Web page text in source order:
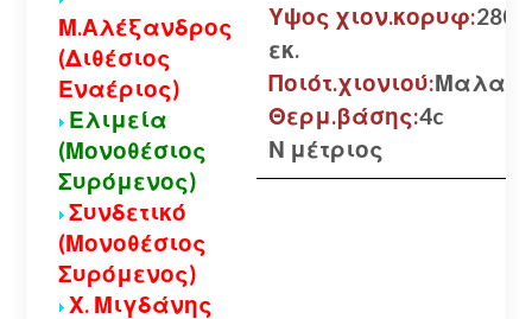
Μ.Αλέξανδρος
(Διθέσιος
Εναέριος)
Ελιμεία
(Μονοθέσιος
Συρόμενος)
Συνδετικό
(Μονοθέσιος
Συρόμενος)
Χ. Μιγδάνης
Υψος χιον.κορυφ:280
εκ.
Ποιότ.χιονιού:Μαλακό
Θερμ.βάσης:4c
Ν μέτριος